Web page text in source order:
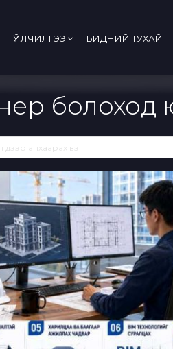
ҮЙЛЧИЛГЭЭ БИДНИЙ ТУХАЙ
болоход
анхаарах вэ